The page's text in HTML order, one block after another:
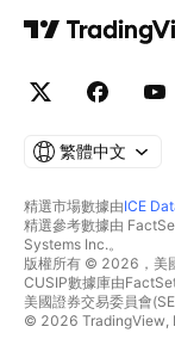
繁體中文
精選市場數據由ICE
精選參考數據由
Systems Inc.。
版權所有 © 2026，美
CUSIP數據庫由
美國證券交易委員會
© 2026 TradingView,